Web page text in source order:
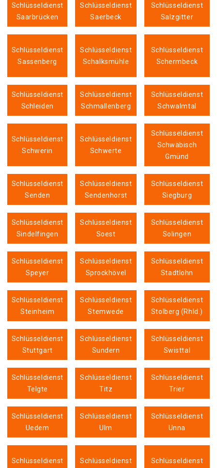
Schlüsseldienst
Saarbrücken
Schlüsseldienst
Saerbeck
Schlüsseldienst
Salzgitter
Schlüsseldienst
Sassenberg
Schlüsseldienst
Schalksmühle
Schlüsseldienst
Schermbeck
Schlüsseldienst
Schleiden
Schlüsseldienst
Schmallenberg
Schlüsseldienst
Schwalmtal
Schlüsseldienst
Schwerin
Schlüsseldienst
Schwerte
Schlüsseldienst
Schwäbisch
Gmünd
Schlüsseldienst
Senden
Schlüsseldienst
Sendenhorst
Schlüsseldienst
Siegburg
Schlüsseldienst
Sindelfingen
Schlüsseldienst
Soest
Schlüsseldienst
Solingen
Schlüsseldienst
Speyer
Schlüsseldienst
Sprockhövel
Schlüsseldienst
Stadtlohn
Schlüsseldienst
Steinheim
Schlüsseldienst
Stemwede
Schlüsseldienst
Stolberg (Rhld.)
Schlüsseldienst
Stuttgart
Schlüsseldienst
Sundern
Schlüsseldienst
Swisttal
Schlüsseldienst
Telgte
Schlüsseldienst
Titz
Schlüsseldienst
Trier
Schlüsseldienst
Uedem
Schlüsseldienst
Ulm
Schlüsseldienst
Unna
Schlüsseldienst
Schlüsseldienst
Schlüsseldienst